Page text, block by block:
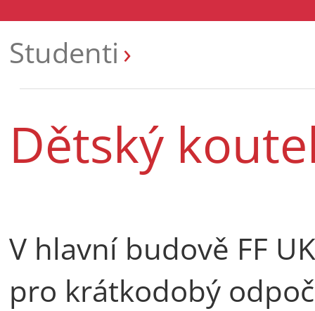
Studenti
Dětský
V hlavní budově FF
pro krátkodobý